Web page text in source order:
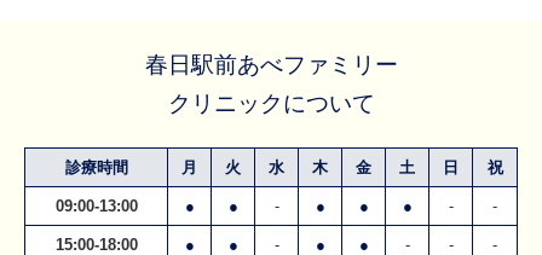
春日駅前あべファミリー
クリニックについて
診療時間 月 火 水 木 金 土 日 祝
09:00-13:00 ● ● - ● ● ● - -
15:00-18:00 ● ● - ● ● - - -